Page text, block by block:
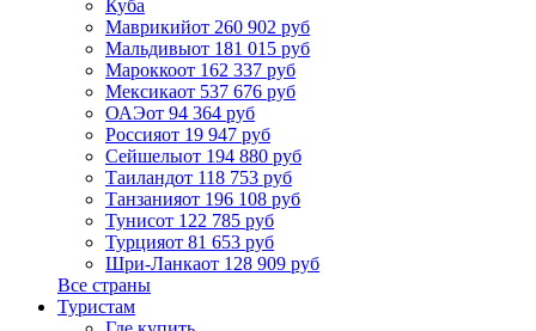
Куба
Маврикийот 260 902 руб
Мальдивыот 181 015 руб
Мароккоот 162 337 руб
Мексикаот 537 676 руб
ОАЭот 94 364 руб
Россияот 19 947 руб
Сейшелыот 194 880 руб
Таиландот 118 753 руб
Танзанияот 196 108 руб
Тунисот 122 785 руб
Турцияот 81 653 руб
Шри-Ланкаот 128 909 руб
Все страны
Туристам